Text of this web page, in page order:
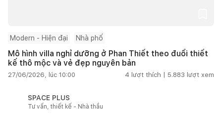
Modern - Hiện đại Nhà phố
Mô hình villa nghỉ dưỡng ở Phan Thiết theo đuổi thiết
kế thô mộc và vẻ đẹp nguyên bản
27/06/2026, lúc 10:00 4 lượt thích | 5.883 lượt xem
SPACE PLUS
Tư vấn, thiết kế - Nhà thầu